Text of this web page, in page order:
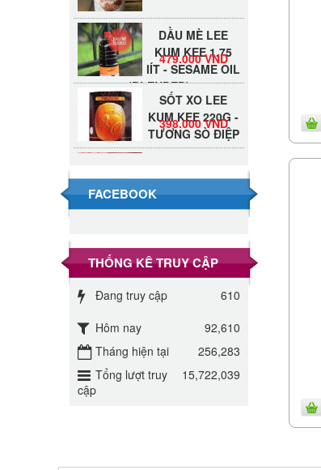
DẦU MÈ LEE
KUM KEE 1.75
lÍT - SESAME OIL
(BLENDED)
479.000 VND
SỐT XO LEE
KUM KEE 220G -
TƯƠNG SÒ ĐIỆP
398.000 VND
40.000 VND
Long An bao
295.000 VND
Đường mía thiên
gói 1kg
32.000 VND
FACEBOOK
THỐNG KÊ TRUY CẬP
Đang truy cập
610
Hôm nay
92,610
Tháng hiện tại
256,283
Tổng lượt truy
cập
15,722,039